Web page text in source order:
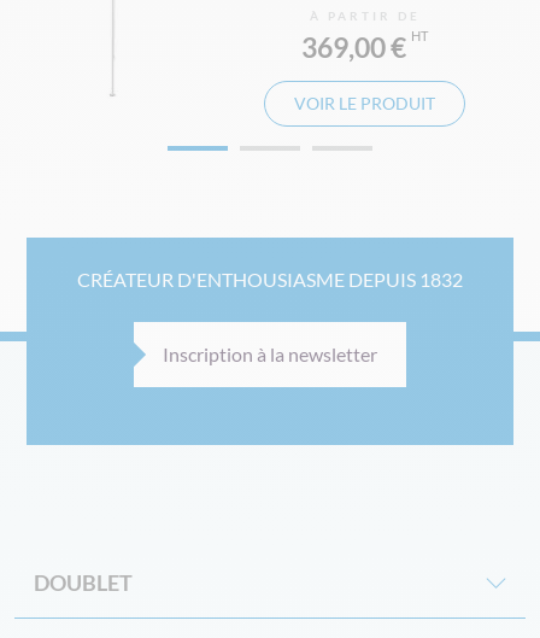
À PARTIR DE
369,00 €
VOIR LE PRODUIT
CRÉATEUR D'ENTHOUSIASME DEPUIS 1832
Inscription à la newsletter
DOUBLET